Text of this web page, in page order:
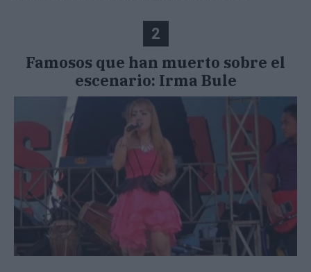
2
Famosos que han muerto sobre el
escenario: Irma Bule